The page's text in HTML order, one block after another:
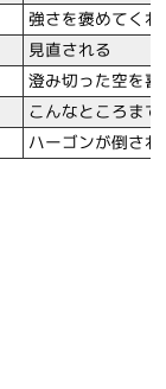
強さを褒めてくれ
見直される
澄み切った空を喜
こんなところま
ハーゴンが倒さ